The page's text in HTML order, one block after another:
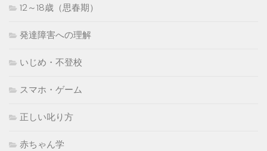
12～18歳（思春期）
発達障害への理解
いじめ・不登校
スマホ・ゲーム
正しい叱り方
赤ちゃん学